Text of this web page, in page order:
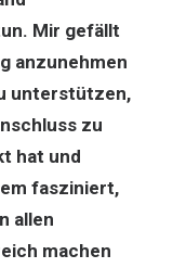
Mir gefällt
anzunehmen
unterstützen,
zu
hat und
fasziniert,
allen
machen